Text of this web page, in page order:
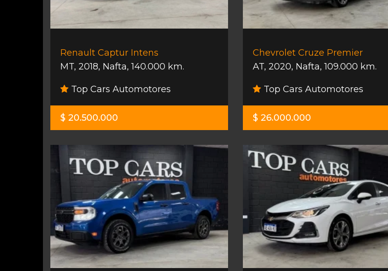
Renault Captur Intens
MT, 2018, Nafta,140.000 km.
Top Cars Automotores
$ 20.500.000
Chevrolet Cruze Premier
AT, 2020, Nafta,109.000 km.
Top Cars Automotores
$ 26.000.000